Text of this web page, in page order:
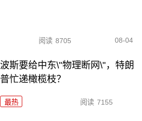
阅读 8705 08-04
波斯要给中东\"物理断网\"，特朗
普忙递橄榄枝？
最热 阅读 7155